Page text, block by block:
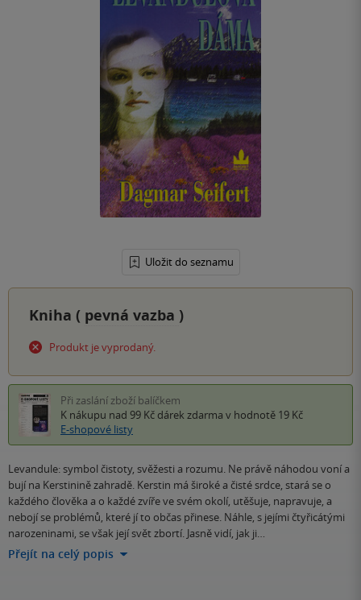
Uložit do seznamu
Kniha ( pevná vazba )
Produkt je vyprodaný.
Při zaslání zboží balíčkem
K nákupu nad 99 Kč dárek zdarma v hodnotě 19 Kč
E-shopové listy
Levandule: symbol čistoty, svěžesti a rozumu. Ne právě náhodou voní a
bují na Kerstinině zahradě. Kerstin má široké a čisté srdce, stará se o
každého člověka a o každé zvíře ve svém okolí, utěšuje, napravuje, a
nebojí se problémů, které jí to občas přinese. Náhle, s jejími čtyřicátými
narozeninami, se však její svět zbortí. Jasně vidí, jak ji…
Přejít na celý popis